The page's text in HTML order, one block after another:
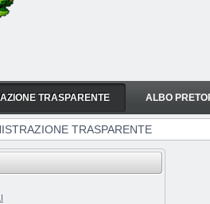
TRASPARENTE ALBO
TRASPARENTE